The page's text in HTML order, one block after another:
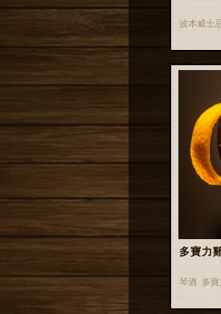
波本威士
多寶力
琴酒 多寶